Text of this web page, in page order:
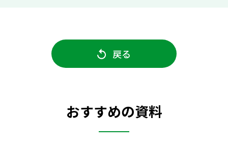
戻る
おすすめの資料